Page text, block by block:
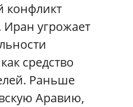
конфликт
угрожает
средство
Раньше
Аравию,